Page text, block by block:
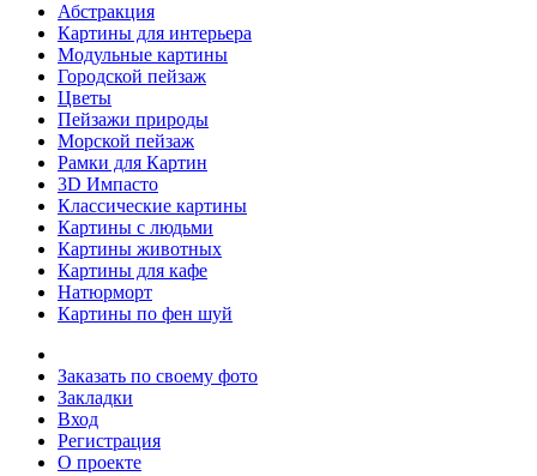
Абстракция
Картины для интерьера
Модульные картины
Городской пейзаж
Цветы
Пейзажи природы
Морской пейзаж
Рамки для Картин
3D Импасто
Классические картины
Картины с людьми
Картины животных
Картины для кафе
Натюрморт
Картины по фен шуй
Заказать по своему фото
Закладки
Вход
Регистрация
О проекте